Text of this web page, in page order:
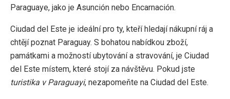
Paraguaye, jako je Asunción nebo Encarnación.
Ciudad del Este je ideální pro ty, kteří hledají nákupní ráj a
chtějí poznat Paraguay. S bohatou nabídkou zboží,
památkami a možností ubytování a stravování, je Ciudad
del Este místem, které stojí za návštěvu. Pokud jste
turistika v Paraguayi, nezapomeňte na Ciudad del Este.